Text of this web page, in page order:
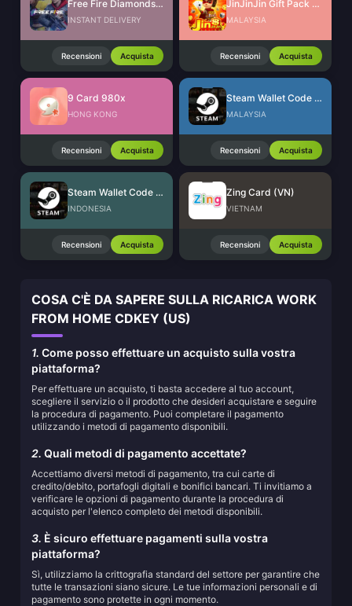
Free Fire Diamonds EU + TR
INSTANT DELIVERY
Recensioni Acquista
JinJinJin Gift Pack Redeem Code
MALAYSIA
Recensioni Acquista
9 Card 980x
HONG KONG
Recensioni Acquista
Steam Wallet Code (MYR)
MALAYSIA
Recensioni Acquista
Steam Wallet Code (IDR)
INDONESIA
Recensioni Acquista
Zing Card (VN)
VIETNAM
Recensioni Acquista
COSA C'È DA SAPERE SULLA RICARICA WORK
FROM HOME CDKEY (US)
1. Come posso effettuare un acquisto sulla vostra
piattaforma?
Per effettuare un acquisto, ti basta accedere al tuo account,
scegliere il servizio o il prodotto che desideri acquistare e seguire
la procedura di pagamento. Puoi completare il pagamento
utilizzando i metodi di pagamento disponibili.
2. Quali metodi di pagamento accettate?
Accettiamo diversi metodi di pagamento, tra cui carte di
credito/debito, portafogli digitali e bonifici bancari. Ti invitiamo a
verificare le opzioni di pagamento durante la procedura di
acquisto per l'elenco completo dei metodi disponibili.
3. È sicuro effettuare pagamenti sulla vostra
piattaforma?
Sì, utilizziamo la crittografia standard del settore per garantire che
tutte le transazioni siano sicure. Le tue informazioni personali e di
pagamento sono protette in ogni momento.